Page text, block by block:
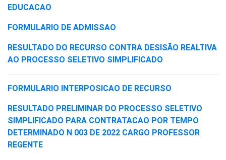
EDUCACAO
FORMULARIO DE ADMISSAO
RESULTADO DO RECURSO CONTRA DESISÃO REALTIVA
AO PROCESSO SELETIVO SIMPLIFICADO
FORMULARIO INTERPOSICAO DE RECURSO
RESULTADO PRELIMINAR DO PROCESSO SELETIVO
SIMPLIFICADO PARA CONTRATACAO POR TEMPO
DETERMINADO N 003 DE 2022 CARGO PROFESSOR
REGENTE